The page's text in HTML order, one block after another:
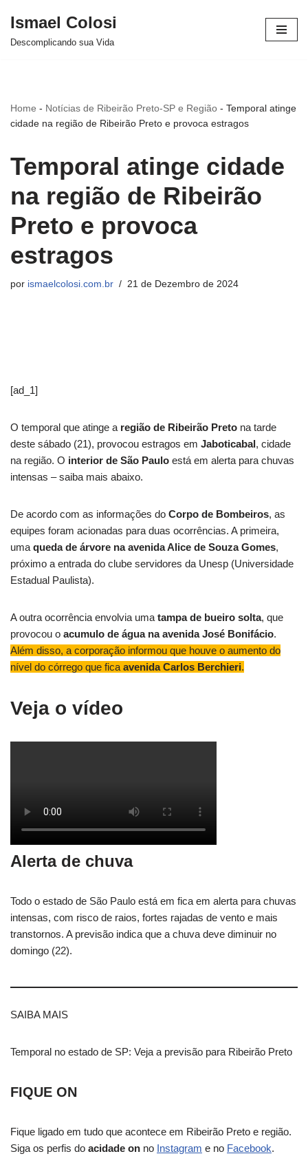
Avançar
Ismael Colosi
Descomplicando sua Vida
Home - Notícias de Ribeirão Preto-SP e Região - Temporal atinge
cidade na região de Ribeirão Preto e provoca estragos
Temporal atinge cidade
na região de Ribeirão
Preto e provoca
estragos
por ismaelcolosi.com.br 21 de Dezembro de 2024
[ad_1]
O temporal que atinge a região de Ribeirão Preto na tarde
deste sábado (21), provocou estragos em Jaboticabal, cidade
na região. O interior de São Paulo está em alerta para chuvas
intensas – saiba mais abaixo.
De acordo com as informações do Corpo de Bombeiros, as
equipes foram acionadas para duas ocorrências. A primeira,
uma queda de árvore na avenida Alice de Souza Gomes,
próximo a entrada do clube servidores da Unesp (Universidade
Estadual Paulista).
A outra ocorrência envolvia uma tampa de bueiro solta, que
provocou o acumulo de água na avenida José Bonifácio.
Além disso, a corporação informou que houve o aumento do
nível do córrego que fica avenida Carlos Berchieri.
Veja o vídeo
Alerta de chuva
Todo o estado de São Paulo está em fica em alerta para chuvas
intensas, com risco de raios, fortes rajadas de vento e mais
transtornos. A previsão indica que a chuva deve diminuir no
domingo (22).
SAIBA MAIS
Temporal no estado de SP: Veja a previsão para Ribeirão Preto
FIQUE ON
Fique ligado em tudo que acontece em Ribeirão Preto e região.
Siga os perfis do acidade on no Instagram e no Facebook.